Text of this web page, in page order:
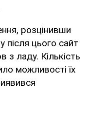
розцінивши
після цього сайт
з ладу. Кількість
можливості їх